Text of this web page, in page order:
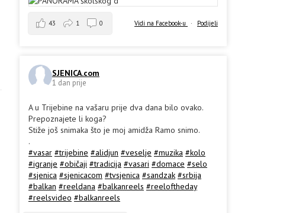
Vidi na Facebook-u · Podijeli
43 1 0
SJENICA.com
1 dan prije
A u Trijebine na vašaru prije dva dana bilo ovako.
Prepoznajete li koga?
Stiže još snimaka što je moj amidža Ramo snimo.
.
#vasar #trijebine #alidjun #veselje #muzika #kolo
#igranje #običaji #tradicija #vasari #domace #selo
#sjenica #sjenicacom #tvsjenica #sandzak #srbija
#balkan #reeldana #balkanreels #reeloftheday
#reelsvideo #balkanreels